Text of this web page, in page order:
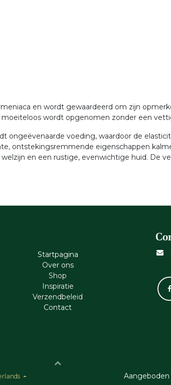
en wordt gewaardeerd om zijn
wordt opgenomen zonder een
ongeëvenaarde voeding, waardoor de
ontstekingsremmende eigenschappen
en een rustige, evenwichtige huid. De
Startpagina
Ove​r​ ons
Shop
Inspiratie
Verzendbeleid
Cont​act